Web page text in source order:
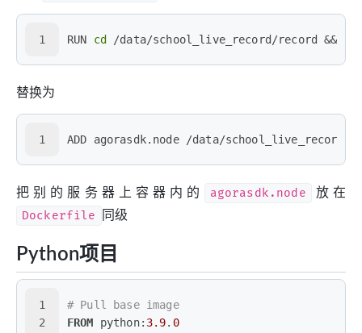
1 RUN cd /data/school_live_record/record &&
替换为
1 ADD agorasdk.node /data/school_live_record/
把别的服务器上容器内的 agorasdk.node 放在
Dockerfile 同级
Python项目
1
2
# Pull base image
FROM python: 3.9. 0